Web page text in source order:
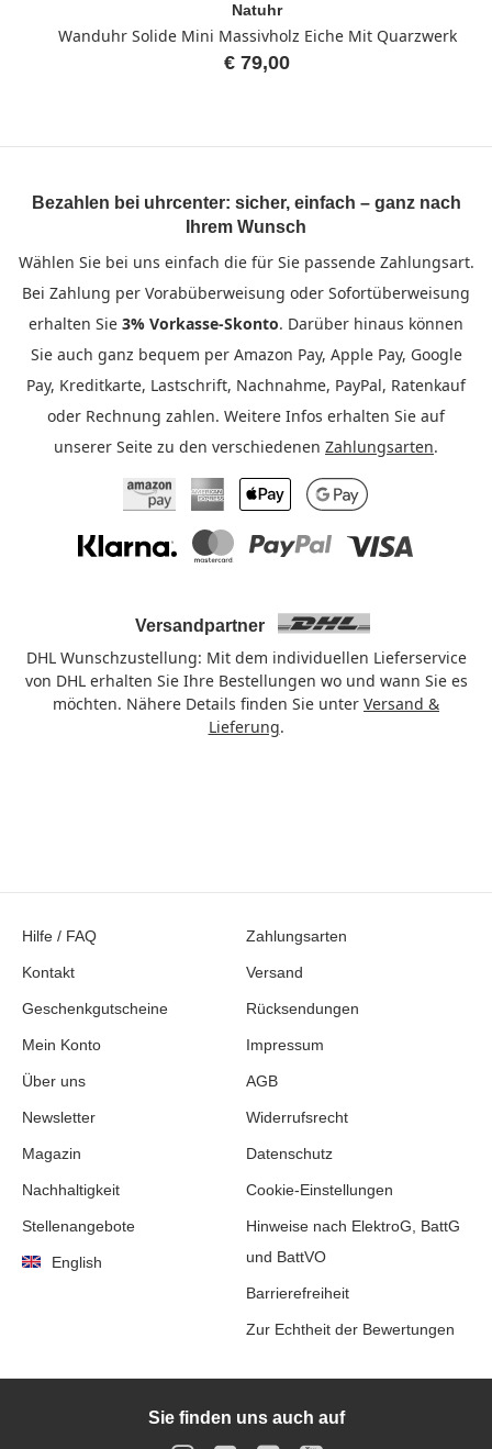
Natuhr
Wanduhr Solide Mini Massivholz Eiche Mit Quarzwerk
€ 79,00
Bezahlen bei uhrcenter: sicher, einfach – ganz nach
Ihrem Wunsch
Wählen Sie bei uns einfach die für Sie passende Zahlungsart.
Bei Zahlung per Vorabüberweisung oder Sofortüberweisung
erhalten Sie 3% Vorkasse-Skonto. Darüber hinaus können
Sie auch ganz bequem per Amazon Pay, Apple Pay, Google
Pay, Kreditkarte, Lastschrift, Nachnahme, PayPal, Ratenkauf
oder Rechnung zahlen. Weitere Infos erhalten Sie auf
unserer Seite zu den verschiedenen Zahlungsarten.
Amazon PayAmerican Express
Apple PayGoogle Pay
Klarna MastercardPayPal Visa
Versandpartner
DHL Wunschzustellung: Mit dem individuellen Lieferservice
von DHL erhalten Sie Ihre Bestellungen wo und wann Sie es
möchten. Nähere Details finden Sie unter Versand &
Lieferung.
Hilfe / FAQ
Kontakt
Geschenkgutscheine
Mein Konto
Über uns
Newsletter
Magazin
Nachhaltigkeit
Stellenangebote
English
Zahlungsarten
Versand
Rücksendungen
Impressum
AGB
Widerrufsrecht
Datenschutz
Cookie-Einstellungen
Hinweise nach ElektroG, BattG
und BattVO
Barrierefreiheit
Zur Echtheit der Bewertungen
Sie finden uns auch auf